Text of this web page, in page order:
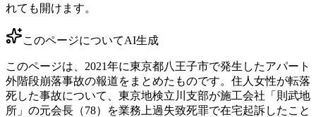
れても開けます。
このページについてAI生成
このページは、2021年に東京都八王子市で発生したアパート
外階段崩落事故の報道をまとめたものです。住人女性が転落
死した事故について、東京地検立川支部が施工会社「則武地
所」の元会長（78）を業務上過失致死罪で在宅起訴したこと